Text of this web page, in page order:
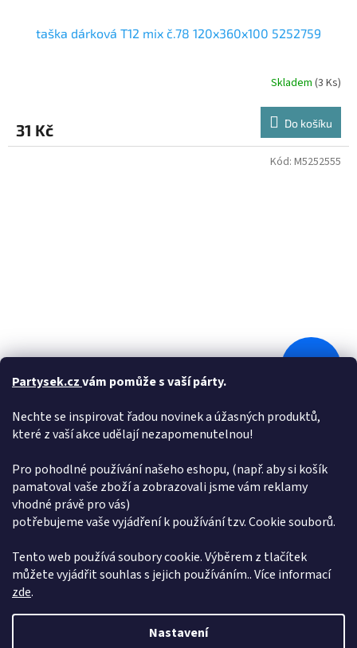
Partysek.czvám pomůže s vaší párty.
Nechte se inspirovat řadou novinek a úžasných produktů,
které z vaší akce udělají nezapomenutelnou!
Pro pohodlné používání našeho eshopu, (např. aby si košík
pamatoval vaše zboží a zobrazovali jsme vám reklamy
vhodné právě pro vás)
potřebujeme vaše vyjádření k používání tzv. Cookie souborů.
Tento web používá soubory cookie. Výběrem z tlačítek
můžete vyjádřit souhlas s jejich používáním.. Více informací
zde.
Nastavení
taška dárková T12 mix č.78 120x360x100 5252759
Skladem (3 Ks)
31 Kč Do košíku
taška dárková L Včelka Mája mix č. 1(260×320×138)
5252555
Skladem(4 Ks)
35 Kč
Kód: M5252555
O
v
d
a
12 položek celkem